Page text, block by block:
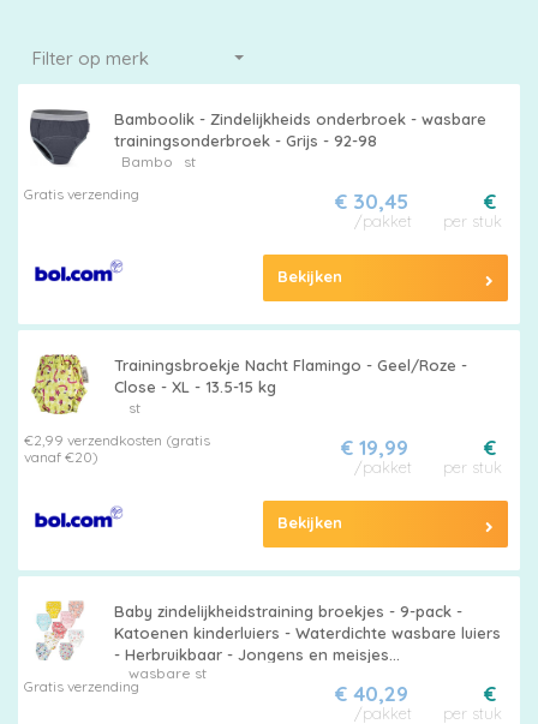
Pampers
Alle
luiers
Luierbroekjes
Billendoekjes
Maten
Filter op merk
Bamboolik - Zindelijkheids onderbroek - wasbare
trainingsonderbroek - Grijs - 92-98
Bambo
st
Gratis verzending
€
per stuk
€ 30,45
/pakket
Bekijken
Trainingsbroekje Nacht Flamingo - Geel/Roze -
Close - XL - 13.5-15 kg
st
€2,99 verzendkosten (gratis
vanaf €20)
€
per stuk
€ 19,99
/pakket
Bekijken
Baby zindelijkheidstraining broekjes - 9-pack -
Katoenen kinderluiers - Waterdichte wasbare luiers
- Herbruikbaar - Jongens en meisjes
zindelijkheidstrainingbroekjes - S
wasbare st
Gratis verzending €
per stuk
€ 40,29
/pakket